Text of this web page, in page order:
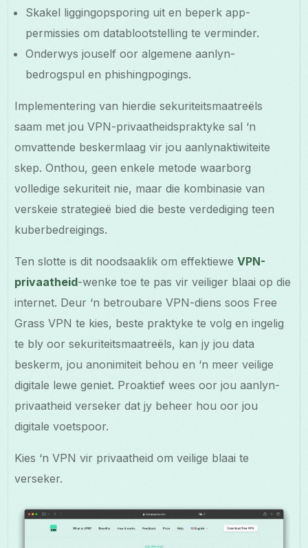
Skakel liggingopsporing uit en beperk app-
permissies om datablootstelling te verminder.
Onderwys jouself oor algemene aanlyn-
bedrogspul en phishingpogings.
Implementering van hierdie sekuriteitsmaatreëls
saam met jou VPN-privaatheidspraktyke sal ‘n
omvattende beskermlaag vir jou aanlynaktiwiteite
skep. Onthou, geen enkele metode waarborg
volledige sekuriteit nie, maar die kombinasie van
verskeie strategieë bied die beste verdediging teen
kuberbedreigings.
Ten slotte is dit noodsaaklik om effektieweVPN-
privaatheid-wenke toe te pas vir veiliger blaai op die
internet. Deur ‘n betroubare VPN-diens soos Free
Grass VPN te kies, beste praktyke te volg en ingelig
te bly oor sekuriteitsmaatreëls, kan jy jou data
beskerm, jou anonimiteit behou en ‘n meer veilige
digitale lewe geniet. Proaktief wees oor jou aanlyn-
privaatheid verseker dat jy beheer hou oor jou
digitale voetspoor.
Kies ‘n VPN vir privaatheid om veilige blaai te
verseker.